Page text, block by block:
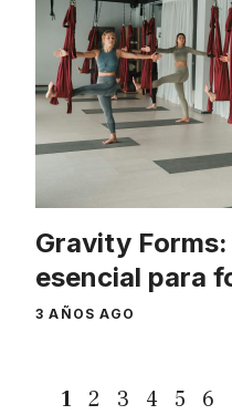
Gravity
esencial para
3 AÑOS AGO
Página
1 Página
2 Página
3 Página
4 5 6